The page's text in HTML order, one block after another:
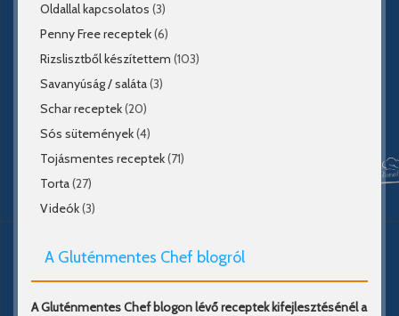
Oldallal kapcsolatos (3)
Penny Free receptek(6)
Rizslisztből készítettem (103)
Savanyúság / saláta(3)
Schar receptek(20)
Sós sütemények(4)
Tojásmentes receptek(71)
Torta(27)
Videók(3)
A Gluténmentes Chef blogról
A Gluténmentes Chef blogon lévő receptek kifejlesztésénél a